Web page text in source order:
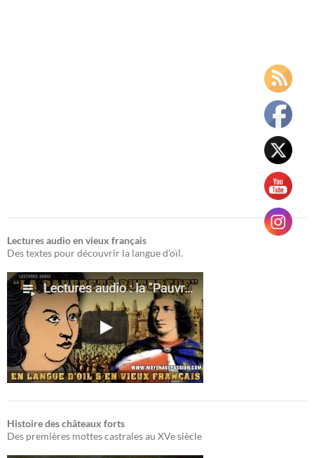
Lectures audio en vieux français
Des textes pour découvrir la langue d'oïl.
Histoire des châteaux forts
Des premières mottes castrales au XVe siècle